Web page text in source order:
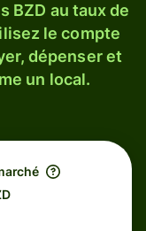
BZD au taux de
le compte
dépenser et
un local.